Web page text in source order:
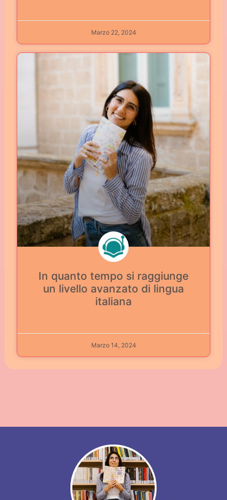
Marzo 22, 2024
In quanto tempo si raggiunge
un livello avanzato di lingua
italiana
Marzo 14, 2024